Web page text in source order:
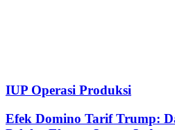
IUP Operasi Produksi
Efek Domino Tarif Trump: